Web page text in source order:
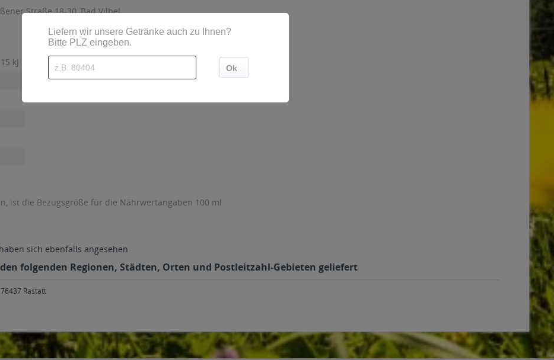
Straße 18-30, Bad Vilbel
kJ
ist die Bezugsgröße für die Nährwertangaben 100 ml
sich ebenfalls angesehen
folgenden Regionen, Städten, Orten und Postleitzahl-Gebieten geliefert
76437 Rastatt